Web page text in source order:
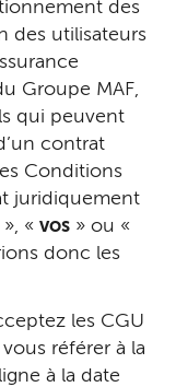
des
des utilisateurs
Groupe MAF,
qui peuvent
contrat
Conditions
juridiquement
», « vos » ou «
donc les
les CGU
référer à la
à la date